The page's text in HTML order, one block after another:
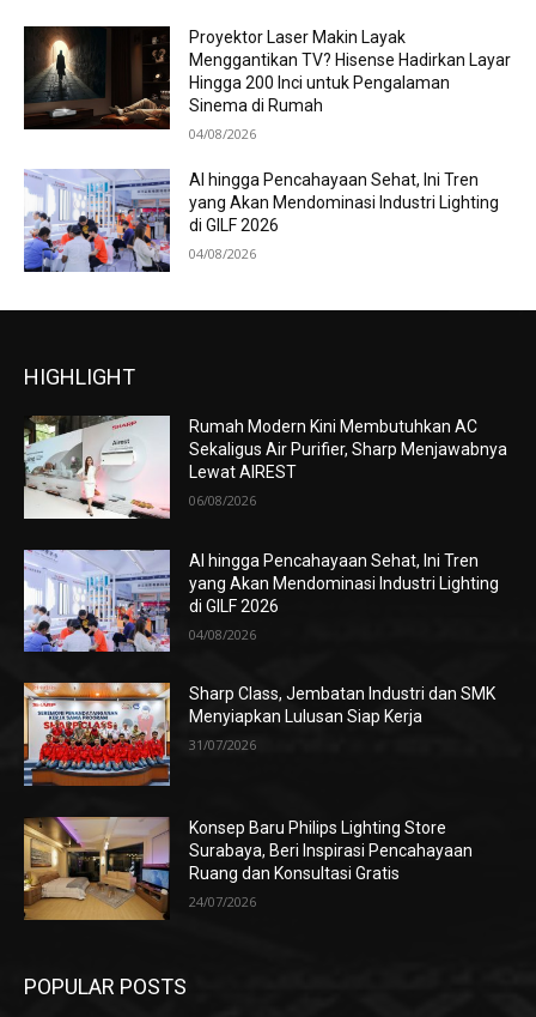
Proyektor Laser Makin Layak
Menggantikan TV? Hisense Hadirkan Layar
Hingga 200 Inci untuk Pengalaman
Sinema di Rumah
04/08/2026
AI hingga Pencahayaan Sehat, Ini Tren
yang Akan Mendominasi Industri Lighting
di GILF 2026
04/08/2026
HIGHLIGHT
Rumah Modern Kini Membutuhkan AC
Sekaligus Air Purifier, Sharp Menjawabnya
Lewat AIREST
06/08/2026
AI hingga Pencahayaan Sehat, Ini Tren
yang Akan Mendominasi Industri Lighting
di GILF 2026
04/08/2026
Sharp Class, Jembatan Industri dan SMK
Menyiapkan Lulusan Siap Kerja
31/07/2026
Konsep Baru Philips Lighting Store
Surabaya, Beri Inspirasi Pencahayaan
Ruang dan Konsultasi Gratis
24/07/2026
POPULAR POSTS